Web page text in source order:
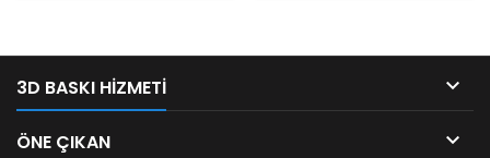
3D BASKI HIZMETI 
ÖNE ÇIKAN 